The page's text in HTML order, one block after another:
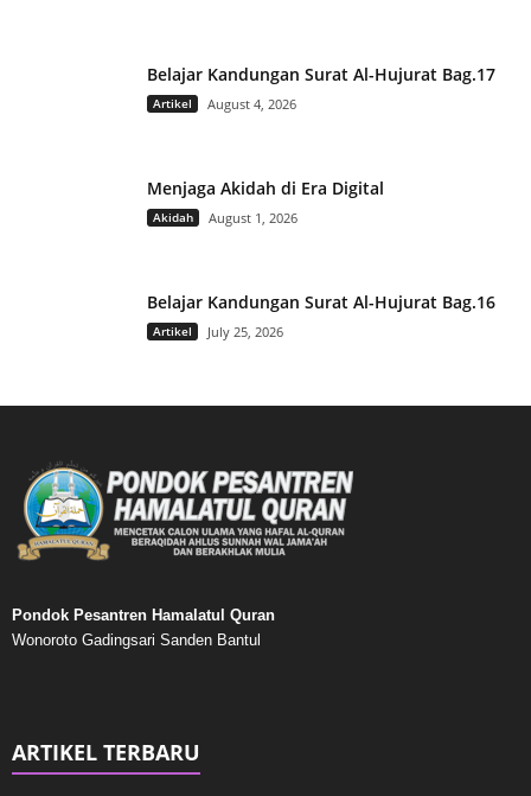
Belajar Kandungan Surat Al-Hujurat Bag.17
Artikel August 4, 2026
Menjaga Akidah di Era Digital
Akidah August 1, 2026
Belajar Kandungan Surat Al-Hujurat Bag.16
Artikel July 25, 2026
Pondok Pesantren Hamalatul Quran
Wonoroto Gadingsari Sanden Bantul
ARTIKEL TERBARU